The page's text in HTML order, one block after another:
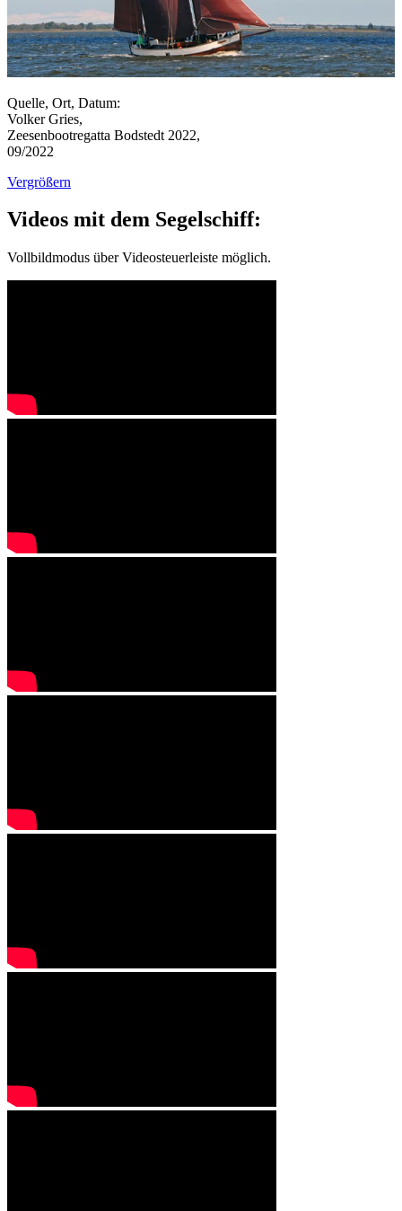
Quelle, Ort, Datum:
Volker Gries,
Zeesenbootregatta Bodstedt 2022,
09/2022
Vergrößern
Videos mit dem Segelschiff:
Vollbildmodus über Videosteuerleiste möglich.